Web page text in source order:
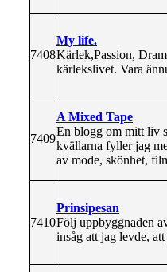
7408
My life.
Kärlek,Passion,
kärlekslivet. Vara
7409
A Mixed Tape
En blogg om mitt liv
kvällarna fyller jag
av mode, skönhet,
7410
Prinsipesan
Följ uppbyggnaden
insåg att jag levde,